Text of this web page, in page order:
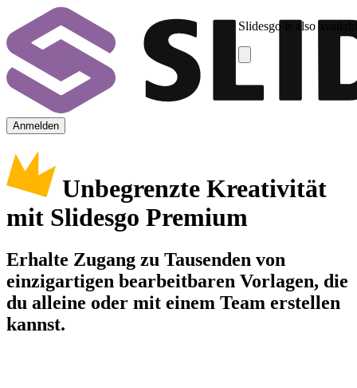
Slidesgo is also
Anmelden
Unbegrenzte Kreativität
mit Slidesgo Premium
Erhalte Zugang zu Tausenden von
einzigartigen bearbeitbaren Vorlagen, die
du alleine oder mit einem Team erstellen
kannst.